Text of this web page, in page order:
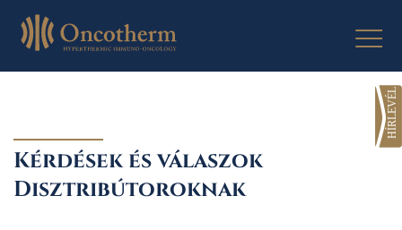
Kérdések és válaszok
Disztribútoroknak